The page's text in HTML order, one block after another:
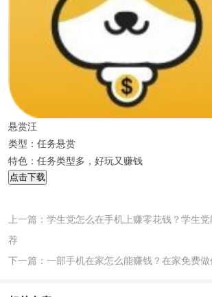
悬赏汪
类型：任务悬赏
特色：任务类型多，好玩又赚钱
点击下载
上一篇：学生党怎么在手机上赚零花钱？学生
荐
下一篇：一部手机在家怎么能赚钱？在家免费